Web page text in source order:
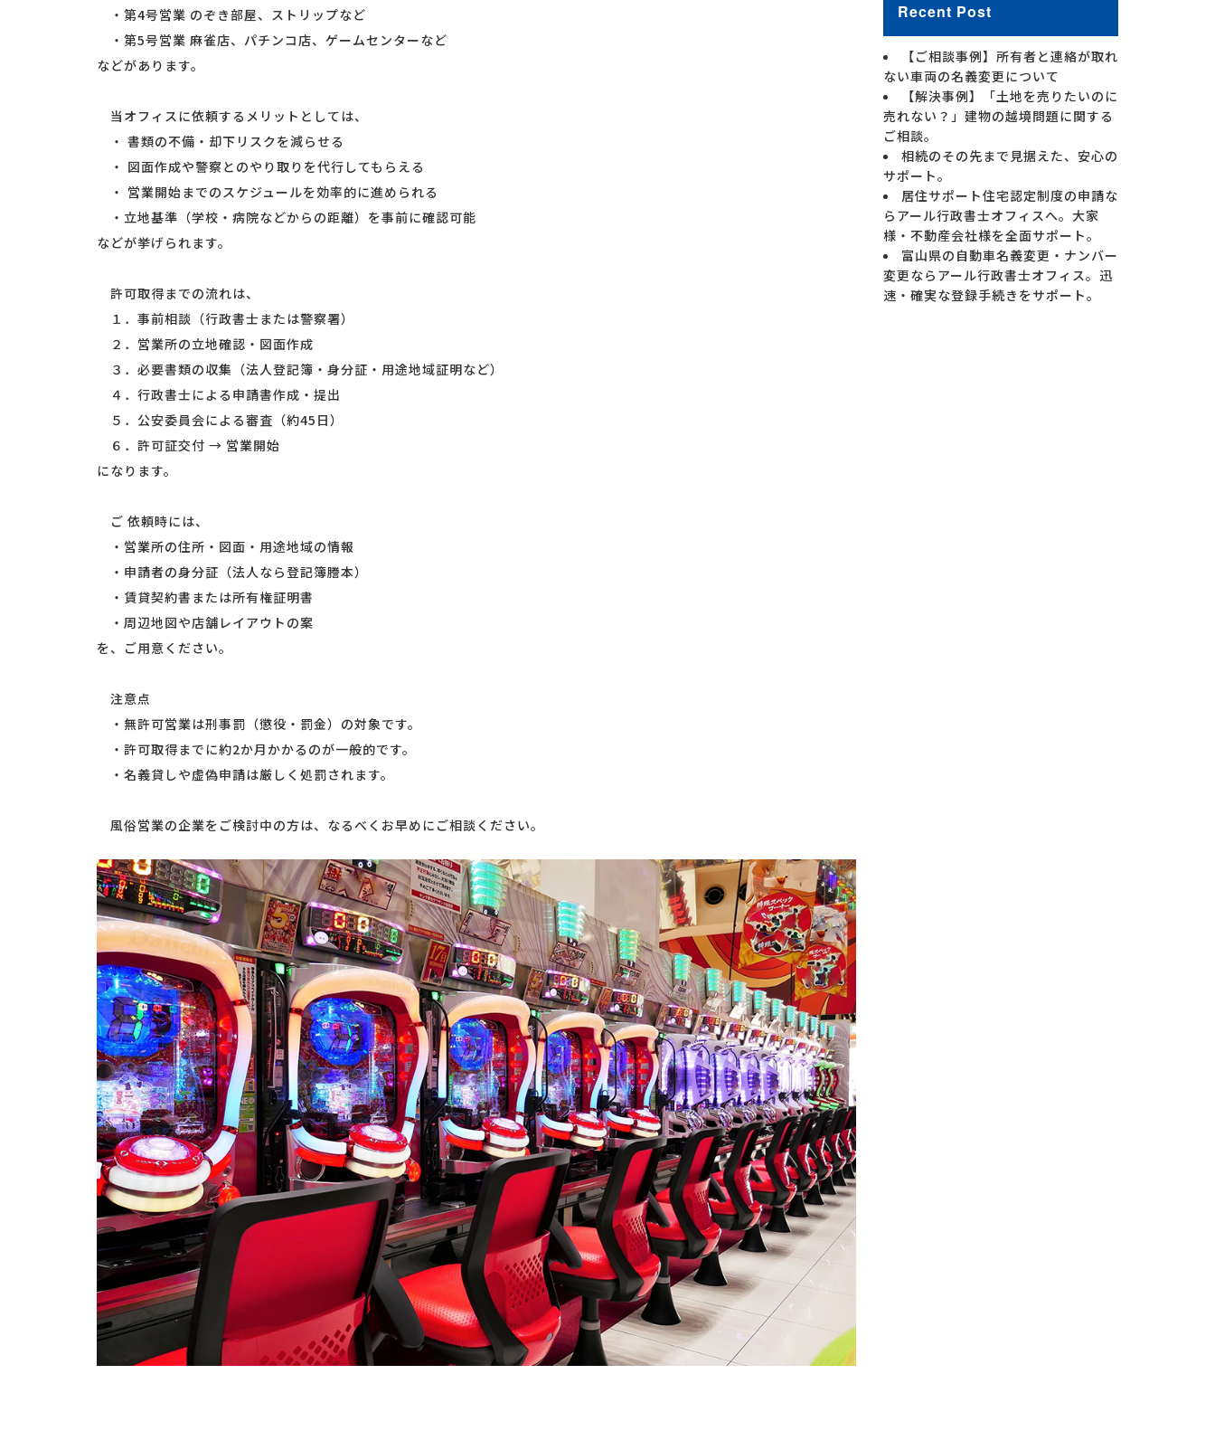
・第4号営業 のぞき部屋、ストリップなど
・第5号営業 麻雀店、パチンコ店、ゲームセンターなど
などがあります。
当オフィスに依頼するメリットとしては、
・ 書類の不備・却下リスクを減らせる
・ 図面作成や警察とのやり取りを代行してもらえる
・ 営業開始までのスケジュールを効率的に進められる
・立地基準（学校・病院などからの距離）を事前に確認可能
などが挙げられます。
許可取得までの流れは、
１．事前相談（行政書士または警察署）
２．営業所の立地確認・図面作成
３．必要書類の収集（法人登記簿・身分証・用途地域証明など）
４．行政書士による申請書作成・提出
５．公安委員会による審査（約45日）
６．許可証交付 → 営業開始
になります。
ご 依頼時には、
・営業所の住所・図面・用途地域の情報
・申請者の身分証（法人なら登記簿謄本）
・賃貸契約書または所有権証明書
・周辺地図や店舗レイアウトの案
を、ご用意ください。
注意点
・無許可営業は刑事罰（懲役・罰金）の対象です。
・許可取得までに約2か月かかるのが一般的です。
・名義貸しや虚偽申請は厳しく処罰されます。
風俗営業の企業をご検討中の方は、なるべくお早めにご相談ください。
Recent Post
【ご相談事例】所有者と連絡が取れ
ない車両の名義変更について
【解決事例】「土地を売りたいのに
売れない？」建物の越境問題に関する
ご相談。
相続のその先まで見据えた、安心の
サポート。
居住サポート住宅認定制度の申請な
らアール行政書士オフィスへ。大家
様・不動産会社様を全面サポート。
富山県の自動車名義変更・ナンバー
変更ならアール行政書士オフィス。迅
速・確実な登録手続きをサポート。